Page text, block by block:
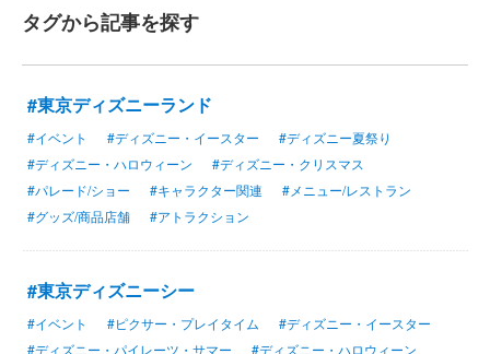
タグから記事を探す
#東京ディズニーランド
#イベント #ディズニー・イースター
#ディズニー夏祭り
#ディズニー・ハロウィーン
#ディズニー・クリスマス
#パレード/ショー
#キャラクター関連
#メニュー/レストラン
#グッズ/商品店舗
#アトラクション
#東京ディズニーシー
#イベント #ピクサー・プレイタイム
#ディズニー・イースター
#ディズニー・パイレーツ・サマー
#ディズニー・ハロウィーン